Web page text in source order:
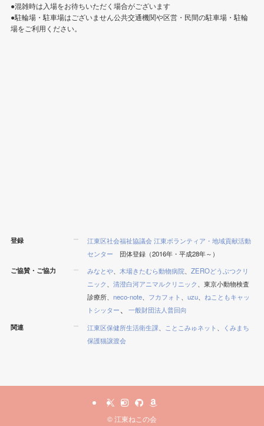
●混雑時は入場をお待ちいただく場合がございます
●駐輪場・駐車場はございません公共交通機関や区営・民間の駐車場・駐輪
場をご利用ください。
登録
江東区社会福祉協議会 江東ボランティア・地域貢献活動
センター 団体登録（2016年・平成28年～）
ご協賛・ご協力 みなとや、木場きたむら動物病院、ZEROどうぶつクリ
ニック、清澄白河アニマルクリニック、東京小動物検査
診療所、neco-note、 フカフォト 、uzu、ねこともキャッ
トシッター
、一般財団法人普回向
関連 江東区保健所生活衛生課 ことこみゅネット
くみまち
保護猫譲渡会
©江東ねこの会